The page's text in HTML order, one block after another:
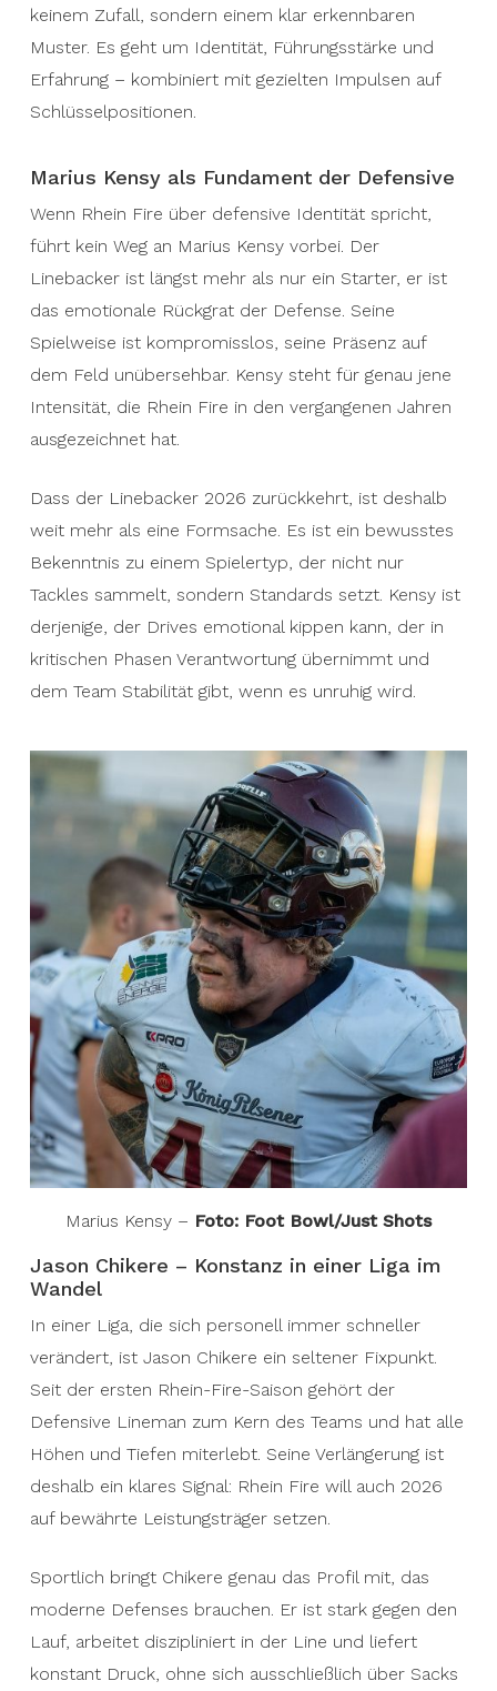
keinem Zufall, sondern einem klar erkennbaren
Muster. Es geht um Identität, Führungsstärke und
Erfahrung – kombiniert mit gezielten Impulsen auf
Schlüsselpositionen.
Marius Kensy als Fundament der Defensive
Wenn Rhein Fire über defensive Identität spricht,
führt kein Weg an Marius Kensy vorbei. Der
Linebacker ist längst mehr als nur ein Starter, er ist
das emotionale Rückgrat der Defense. Seine
Spielweise ist kompromisslos, seine Präsenz auf
dem Feld unübersehbar. Kensy steht für genau jene
Intensität, die Rhein Fire in den vergangenen Jahren
ausgezeichnet hat.
Dass der Linebacker 2026 zurückkehrt, ist deshalb
weit mehr als eine Formsache. Es ist ein bewusstes
Bekenntnis zu einem Spielertyp, der nicht nur
Tackles sammelt, sondern Standards setzt. Kensy ist
derjenige, der Drives emotional kippen kann, der in
kritischen Phasen Verantwortung übernimmt und
dem Team Stabilität gibt, wenn es unruhig wird.
Marius Kensy – Foto: Foot Bowl/Just Shots
Jason Chikere – Konstanz in einer Liga im
Wandel
In einer Liga, die sich personell immer schneller
verändert, ist Jason Chikere ein seltener Fixpunkt.
Seit der ersten Rhein-Fire-Saison gehört der
Defensive Lineman zum Kern des Teams und hat alle
Höhen und Tiefen miterlebt. Seine Verlängerung ist
deshalb ein klares Signal: Rhein Fire will auch 2026
auf bewährte Leistungsträger setzen.
Sportlich bringt Chikere genau das Profil mit, das
moderne Defenses brauchen. Er ist stark gegen den
Lauf, arbeitet diszipliniert in der Line und liefert
konstant Druck, ohne sich ausschließlich über Sacks